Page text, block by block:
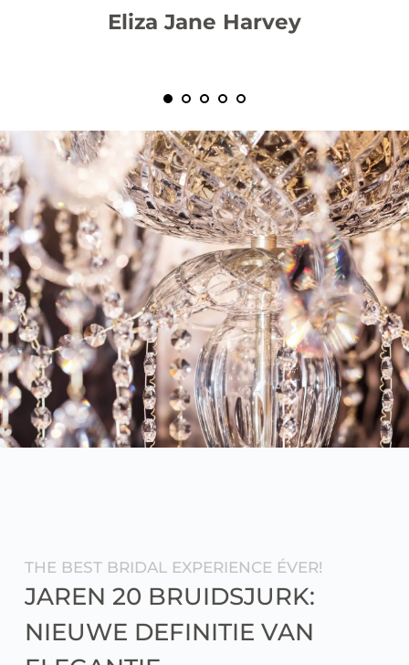
Eliza Jane Harvey
THE BEST BRIDAL EXPERIENCE ÉVER!
JAREN 20 BRUIDSJURK:
NIEUWE DEFINITIE VAN